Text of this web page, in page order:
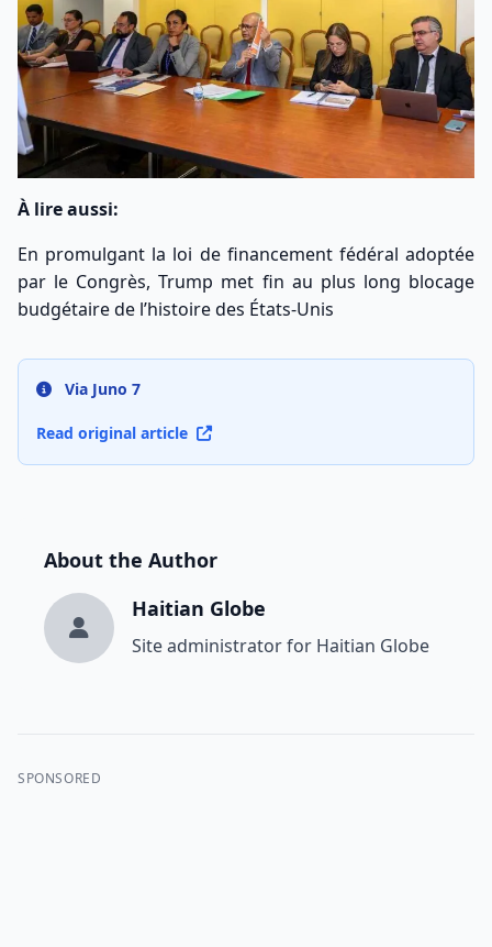
À lire aussi:
En promulgant la loi de financement fédéral adoptée
par le Congrès, Trump met fin au plus long blocage
budgétaire de l’histoire des États-Unis
Via Juno 7
Read original article
About the Author
Haitian Globe
Site administrator for Haitian Globe
SPONSORED